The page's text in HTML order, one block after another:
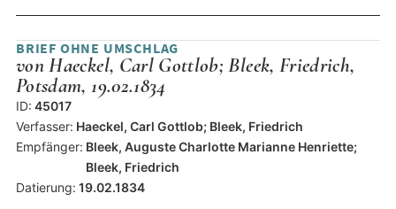
BRIEF OHNE UMSCHLAG
von Haeckel, Carl Gottlob; Bleek, Friedrich,
Potsdam, 19.02.1834
ID: 45017
Verfasser: Haeckel, Carl Gottlob; Bleek, Friedrich
Empfänger: Bleek, Auguste Charlotte Marianne Henriette;
Bleek, Friedrich
Datierung: 19.02.1834